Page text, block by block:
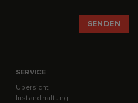
SERVICE
Übersicht
Instandhaltung